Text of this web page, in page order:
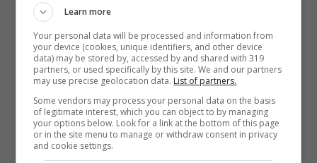
il club.
Learn more
Your personal data will be processed and information from
your device (cookies, unique identifiers, and other device
data) may be stored by, accessed by and shared with 319
partners, or used specifically by this site. We and our partners
may use precise geolocation data. List of partners.
Some vendors may process your personal data on the basis
of legitimate interest, which you can object to by managing
your options below. Look for a link at the bottom of this page
or in the site menu to manage or withdraw consent in privacy
and cookie settings.